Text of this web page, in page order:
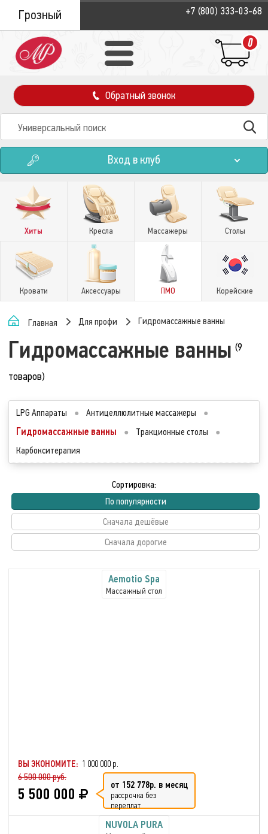
Грозный +7 (800) 333-03-68
0
Обратный звонок
Вход в клуб
Хиты Кресла Массажеры Столы
Кровати Аксессуары ПМО Корейские
Главная Для профи Гидромассажные ванны
Гидромассажные ванны (9
товаров)
LPG Аппараты ● Антицеллюлитные массажеры ●
Гидромассажные ванны ● Тракционные столы
●
Карбокситерапия
Сортировка:
По популярности
Сначала дешёвые
Сначала дорогие
Aemotio Spa
Массажный стол
ВЫ ЭКОНОМИТЕ: 1 000 000 р.
6 500 000 руб.
5 500 000 от 152 778р. в месяц
рассрочка без
переплат
NUVOLA PURA